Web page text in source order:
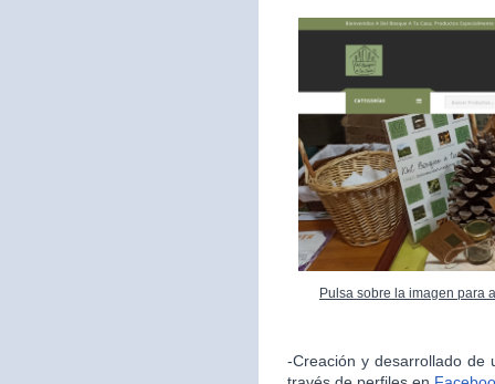
Pulsa sobre la imagen para
-Creación y desarrollado de